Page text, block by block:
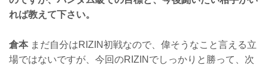
れば教えて下さい。
倉本まだ自分はRIZIN初戦なので、偉そうなこと言える立
場ではないですが、今回のRIZINでしっかりと勝って、次